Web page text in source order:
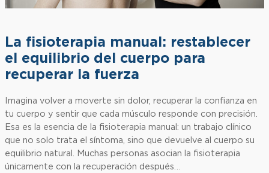
La fisioterapia manual: restablecer
el equilibrio del cuerpo para
recuperar la fuerza
Imagina volver a moverte sin dolor, recuperar la confianza en
tu cuerpo y sentir que cada músculo responde con precisión.
Esa es la esencia de la fisioterapia manual: un trabajo clínico
que no solo trata el síntoma, sino que devuelve al cuerpo su
equilibrio natural. Muchas personas asocian la fisioterapia
únicamente con la recuperación después…